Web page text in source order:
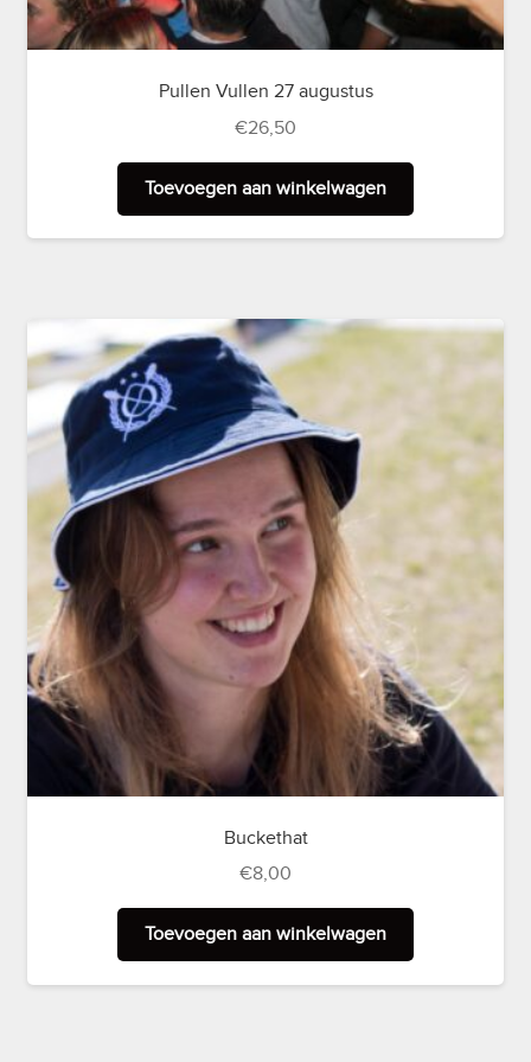
Pullen Vullen 27 augustus
€26,50
Toevoegen aan winkelwagen
Buckethat
€8,00
Toevoegen aan winkelwagen